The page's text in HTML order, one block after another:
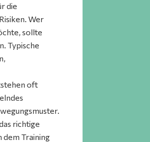
die
Wer
sollte
Typische
oft
richtige
dem Training